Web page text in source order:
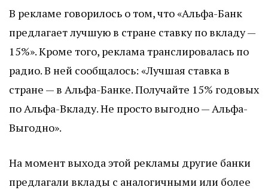
В рекламе говорилось о том, что «Альфа-Банк
предлагает лучшую в стране ставку по вкладу —
15%». Кроме того, реклама транслировалась по
радио. В ней сообщалось: «Лучшая ставка в
стране — в Альфа-Банке. Получайте 15% годовых
по Альфа-Вкладу. Не просто выгодно — Альфа-
Выгодно».
На момент выхода этой рекламы другие банки
предлагали вклады с аналогичными или более